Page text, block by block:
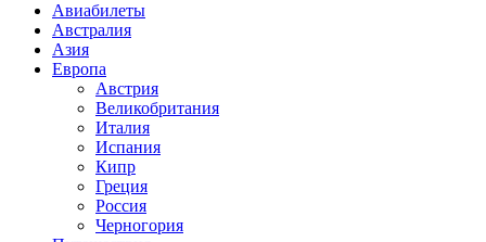
Авиабилеты
Австралия
Азия
Европа
Австрия
Великобритания
Италия
Испания
Кипр
Греция
Россия
Черногория